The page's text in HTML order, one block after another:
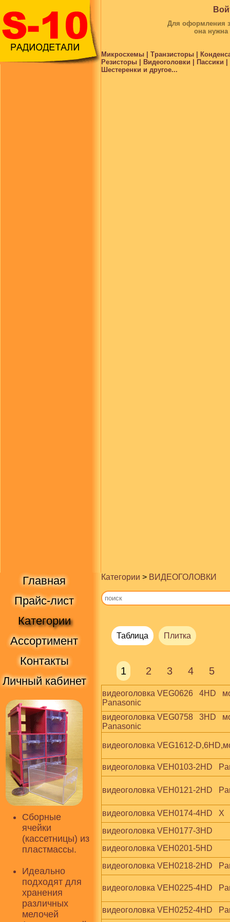
Для оформления
она
Микросхемы | Транзисторы |
Резисторы | Видеоголовки |
Шестеренки и другое...
Главная
Прайс-лист
Категории
Ассортимент
Контакты
Личный кабинет
Сборные
ячейки
(кассетницы) из
пластмассы.
Идеально
подходят для
хранения
различных
мелочей
Категории > ВИДЕОГОЛОВКИ
Таблица Плитка
1 2 3 4 5
видеоголовка VEG0626   4HD
Panasonic
видеоголовка VEG0758   3HD
Panasonic
видеоголовка VEG1612-
видеоголовка VEH0103-2HD
видеоголовка VEH0121-2HD
видеоголовка VEH0174-4HD   X
видеоголовка VEH0177-3HD
видеоголовка VEH0201-5HD
видеоголовка VEH0218-2HD
видеоголовка VEH0225-4HD
видеоголовка VEH0252-4HD